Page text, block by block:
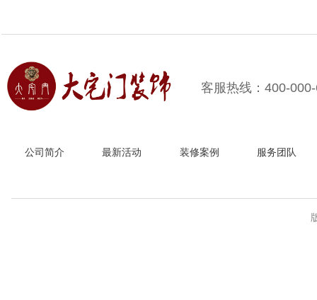
客服热线：400-
公司简介 最新活动 装修案例 服务团队